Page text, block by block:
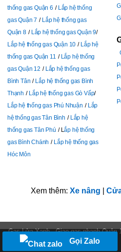
thống gas Quận 6
Lắp hệ thống
gas Quận 7
Lắp hệ thống gas
Quận 8
Lắp hệ thống gas Quận 9
Lắp hệ thống gas Quận 10
Lắp hệ
thống gas Quận 11
Lắp hệ thống
gas Quận 12
Lắp hệ thống gas
Bình Tân
Lắp hệ thống gas Bình
Thạnh
Lắp hệ thống gas Gò Vấp
Lắp hệ thống gas Phú Nhuận
Lắp
hệ thống gas Tân Bình
Lắp hệ
thống gas Tân Phú
Lắp hệ thống
gas Bình Chánh
Lắp hệ thống gas
Hóc Môn
Xem thêm: Xe nâng
Gas Lửa Xanh - Giao gas nhanh Quận
Gọi Zalo